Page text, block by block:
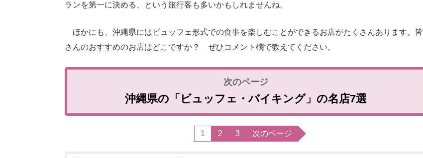
ランを第一に決める、という旅行客も多いかもしれませんね。
ほかにも、沖縄県にはビュッフェ形式での食事を楽しむことができるお店がたくさんあります。皆
さんのおすすめのお店はどこですか？ ぜひコメント欄で教えてください。
沖縄県の「ビュッフェ・バイキング」の名店7選
1 2 3 次のページ